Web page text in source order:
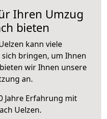
Ihren Umzug
bieten
kann viele
bringen, um Ihnen
wir Ihnen unsere
an.
Jahre Erfahrung mit
Uelzen.